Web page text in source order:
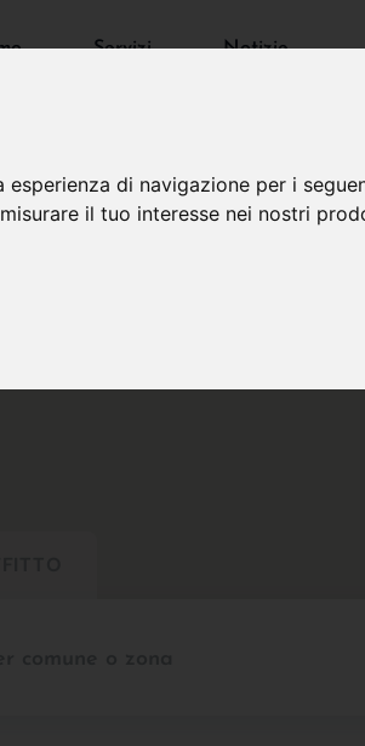
di navigazione per i
il tuo interesse nei nostri
Servizi Notizie